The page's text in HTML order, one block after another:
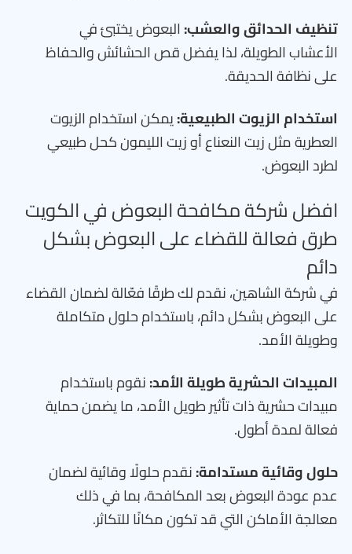
تنظيف الحدائق والعشب: البعوض يختبئ في
الأعشاب الطويلة، لذا يفضل قص الحشائش والحفاظ
على نظافة الحديقة.
استخدام الزيوت الطبيعية:يمكن استخدام الزيوت
العطرية مثل زيت النعناع أو زيت الليمون كحل طبيعي
لطرد البعوض.
افضل شركة مكافحة البعوض في الكويت
طرق فعالة للقضاء على البعوض بشكل
دائم
في شركة الشاهين، نقدم لك طرقًا فعّالة لضمان القضاء
على البعوض بشكل دائم، باستخدام حلول متكاملة
وطويلة الأمد.
المبيدات الحشرية طويلة الأمد:نقوم باستخدام
مبيدات حشرية ذات تأثير طويل الأمد، ما يضمن حماية
فعالة لمدة أطول.
حلول وقائية مستدامة:نقدم حلولًا وقائية لضمان
عدم عودة البعوض بعد المكافحة، بما في ذلك
معالجة الأماكن التي قد تكون مكانًا للتكاثر.